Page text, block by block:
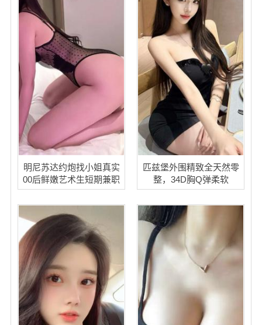
明尼苏达约炮找小姐真实
00后鲜嫩艺术生短期兼职
匹兹堡外围精致全天然零
整，34D胸Q弹柔软